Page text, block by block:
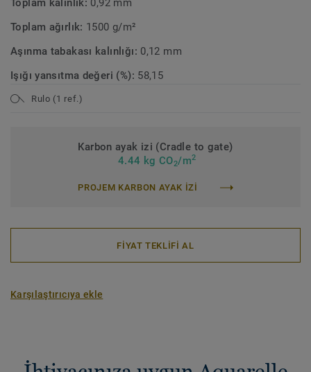
Toplam kalınlık: 0,92 mm
Toplam ağırlık: 1500 g/m²
Aşınma tabakası kalınlığı: 0,12 mm
Işığı yansıtma değeri (%): 58,15
Rulo (1 ref.)
Karbon ayak izi (Cradle to gate)
4.44 kg CO2/m2
PROJEM KARBON AYAK IZI
FİYAT TEKLİFİ AL
Karşılaştırıcıya ekle